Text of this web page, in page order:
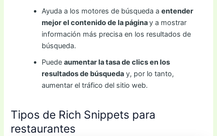
Ayuda a los motores de búsqueda aentender
mejor el contenido de la páginay a mostrar
información más precisa en los resultados de
búsqueda.
Puedeaumentar la tasa de clics en los
resultados de búsqueda y, por lo tanto,
aumentar el tráfico del sitio web.
Tipos de Rich Snippets para
restaurantes